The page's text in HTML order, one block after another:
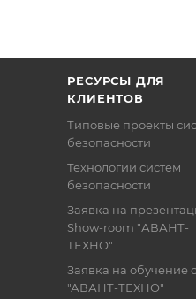
РЕСУРСЫ ДЛЯ
КЛИЕНТОВ
Типовые проекты
безопасности
Технологии систем
безопасности
Заявка на
Show-room "АВАНТ-
ТЕХНО"
Заявка на обучение
"АВАНТ-ТЕХНО"